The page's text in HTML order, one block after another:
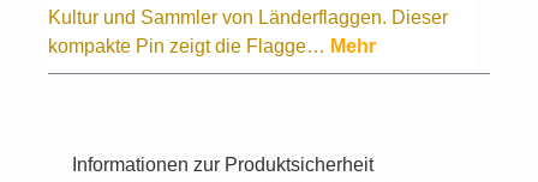
Kultur und Sammler von Länderflaggen. Dieser
kompakte Pin zeigt die Flagge… Mehr
Informationen zur Produktsicherheit